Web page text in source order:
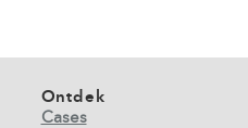
Ontdek
Cases